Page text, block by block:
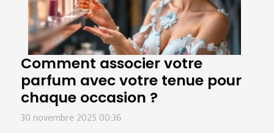
Comment associer votre
parfum avec votre tenue pour
chaque occasion ?
30 novembre 2025 00:36